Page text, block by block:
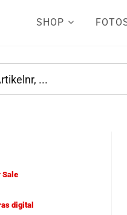
SHOP
Sale
digital